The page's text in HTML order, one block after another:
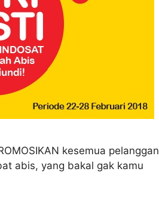
kesemua pelanggan
abis, yang bakal gak kamu